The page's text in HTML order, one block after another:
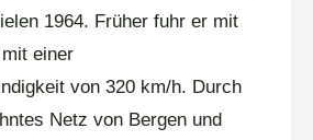
1964. Früher fuhr er mit
einer
von 320 km/h. Durch
Netz von Bergen und